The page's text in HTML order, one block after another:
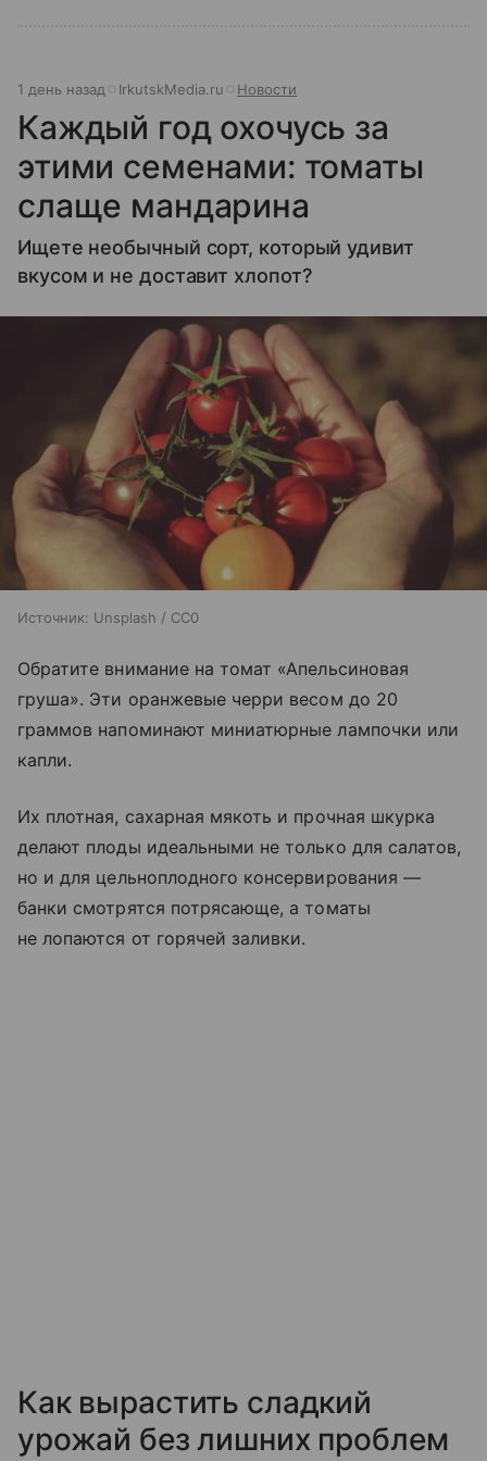
1 день назад IrkutskMedia.ru Новости
Каждый год охочусь за
этими семенами: томаты
слаще мандарина
Ищете необычный сорт, который удивит
вкусом и не доставит хлопот?
Источник: Unsplash / CC0
Обратите внимание на томат «Апельсиновая
груша». Эти оранжевые черри весом до 20
граммов напоминают миниатюрные лампочки или
капли.
Их плотная, сахарная мякоть и прочная шкурка
делают плоды идеальными не только для салатов,
но и для цельноплодного консервирования —
банки смотрятся потрясающе, а томаты
не лопаются от горячей заливки.
Как вырастить сладкий
урожай без лишних проблем